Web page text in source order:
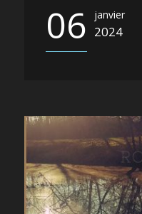
06 janvier
2024